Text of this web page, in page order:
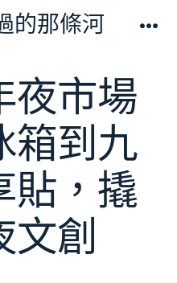
的那條河
夜市場
箱到九
貼，撬
文創